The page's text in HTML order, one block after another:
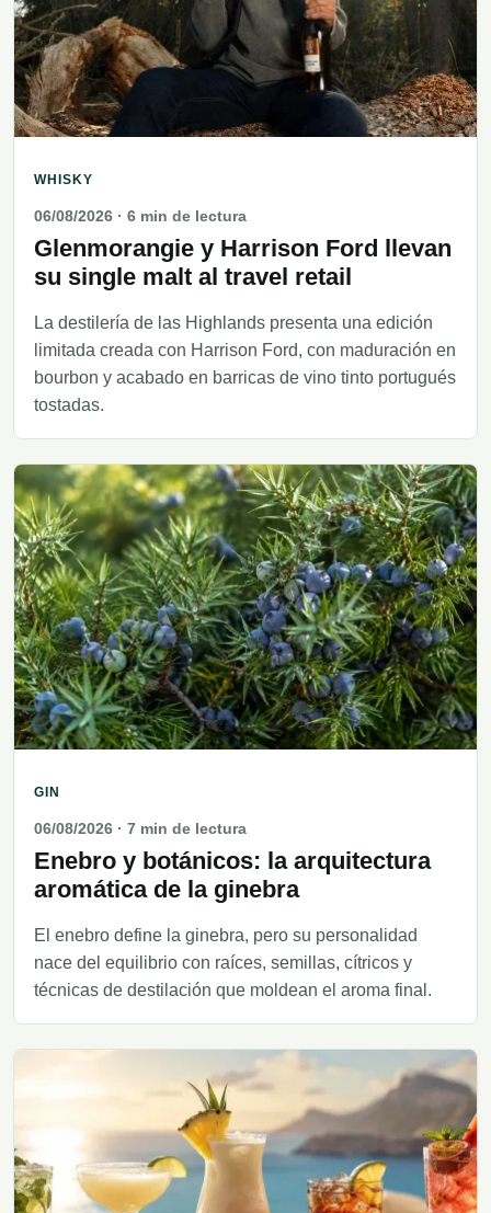
WHISKY
06/08/2026 · 6 min de lectura
Glenmorangie y Harrison Ford llevan
su single malt al travel retail
La destilería de las Highlands presenta una edición
limitada creada con Harrison Ford, con maduración en
bourbon y acabado en barricas de vino tinto portugués
tostadas.
GIN
06/08/2026 · 7 min de lectura
Enebro y botánicos: la arquitectura
aromática de la ginebra
El enebro define la ginebra, pero su personalidad
nace del equilibrio con raíces, semillas, cítricos y
técnicas de destilación que moldean el aroma final.